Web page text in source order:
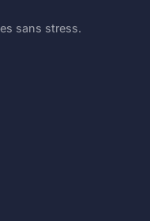
sans stress.